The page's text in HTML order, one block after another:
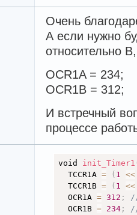
Очень
А если нужно
относительно
OCR1A = 234;
OCR1B = 312;
И встречный
процессе
void init_Timer1
  TCCR1A
= ( 1 <<
  TCCR1B
= ( 1 <<
  OCR1A
= 312 ;
  OCR1B
= 234;